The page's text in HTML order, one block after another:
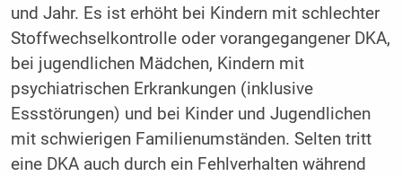
und Jahr. Es ist erhöht bei Kindern mit schlechter
Stoffwechselkontrolle oder vorangegangener DKA,
bei jugendlichen Mädchen, Kindern mit
psychiatrischen Erkrankungen (inklusive
Essstörungen) und bei Kinder und Jugendlichen
mit schwierigen Familienumständen. Selten tritt
eine DKA auch durch ein Fehlverhalten während